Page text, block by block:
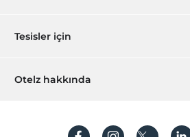
Klima
Alkollü içecek yok
Aile odaları
Sıkça sorulan sorular
Hediye Kart
Tesisler için
Hemen tesisinizi ekleyin
Otelz hakkında